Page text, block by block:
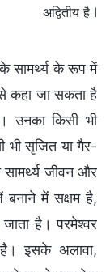
अद्वितीय है I
सामर्थ्य के रूप में
कहा जा सकता है
उनका किसी भी
भी सृजित या गैर-
जीवन और
में सक्षम है,
जाता है। परमेश्वर
इसके अलावा,